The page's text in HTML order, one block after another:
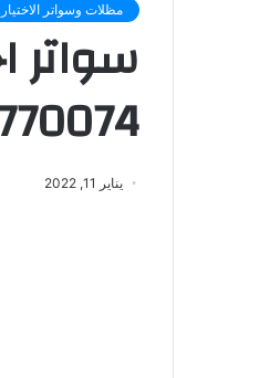
مظلات وسواتر
سواتر
يناير 11, 2022